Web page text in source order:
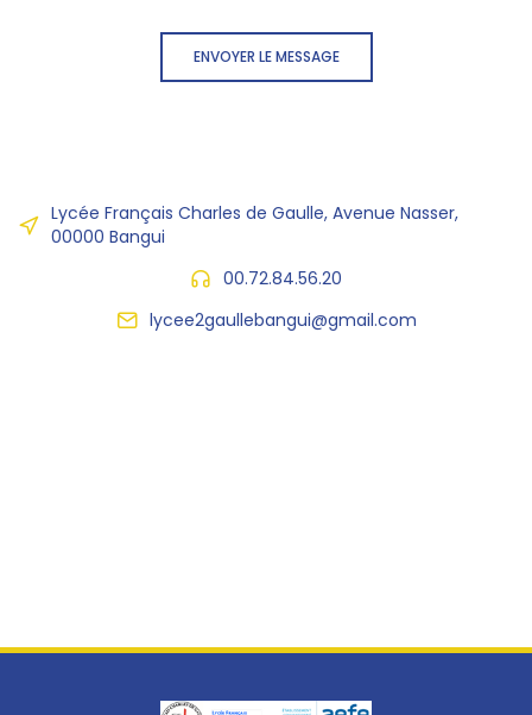
ENVOYER LE MESSAGE
Lycée Français Charles de Gaulle, Avenue Nasser,
00000 Bangui
00.72.84.56.20
lycee2gaullebangui@gmail.com